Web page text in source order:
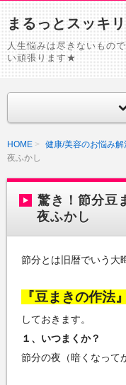
まるっとスッキ
人生悩みは尽きないもの
い頑張ります★
HOME 健康/美容のお悩み解
夜ふかし
驚き！節分豆
夜ふかし
節分とは旧暦でいう大
『豆まきの作法』
しておきます。
１、いつまくか？
節分の夜（暗くなって